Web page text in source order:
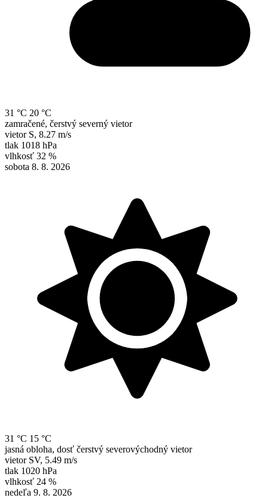
31 °C 20 °C
zamračené, čerstvý severný vietor
vietor S, 8.27 m/s
tlak 1018 hPa
vlhkosť 32 %
sobota 8. 8. 2026
31 °C 15 °C
jasná obloha, dosť čerstvý severovýchodný vietor
vietor SV, 5.49 m/s
tlak 1020 hPa
vlhkosť 24 %
nedeľa 9. 8. 2026